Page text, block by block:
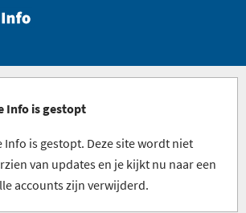
Info is gestopt
Info is gestopt. Deze site wordt niet
van updates en je kijkt nu naar een
accounts zijn verwijderd.